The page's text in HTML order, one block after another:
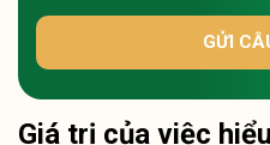
GỬI
Giá trị của việc